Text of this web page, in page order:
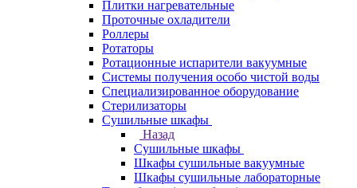
Плитки нагревательные
Проточные охладители
Роллеры
Ротаторы
Ротационные испарители вакуумные
Системы получения особо чистой воды
Специализированное оборудование
Стерилизаторы
Сушильные шкафы
Назад
Сушильные шкафы
Шкафы сушильные вакуумные
Шкафы сушильные лабораторные